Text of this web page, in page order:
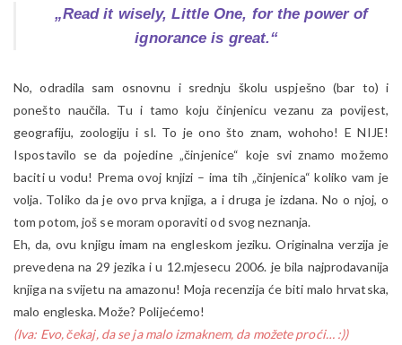
„Read it wisely, Little One, for the power of
ignorance is great.“
No, odradila sam osnovnu i srednju školu uspješno (bar to) i
ponešto naučila. Tu i tamo koju činjenicu vezanu za povijest,
geografiju, zoologiju i sl. To je ono što znam, wohoho! E NIJE!
Ispostavilo se da pojedine „činjenice“ koje svi znamo možemo
baciti u vodu! Prema ovoj knjizi – ima tih „činjenica“ koliko vam je
volja. Toliko da je ovo prva knjiga, a i druga je izdana. No o njoj, o
tom potom, još se moram oporaviti od svog neznanja.
Eh, da, ovu knjigu imam na engleskom jeziku. Originalna verzija je
prevedena na 29 jezika i u 12.mjesecu 2006. je bila najprodavanija
knjiga na svijetu na amazonu! Moja recenzija će biti malo hrvatska,
malo engleska. Može? Polijećemo!
(Iva: Evo, čekaj, da se ja malo izmaknem, da možete proći… :))